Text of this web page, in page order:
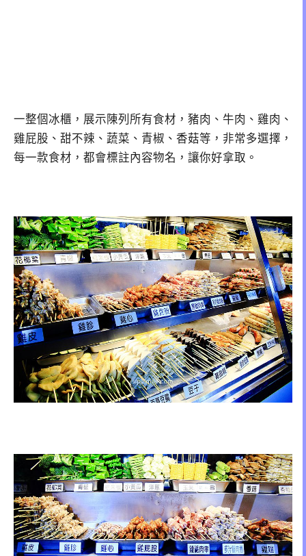
一整個冰櫃，展示陳列所有食材，豬肉、牛肉、雞肉、
雞屁股、甜不辣、蔬菜、青椒、香菇等，非常多選擇，
每一款食材，都會標註內容物名，讓你好拿取。